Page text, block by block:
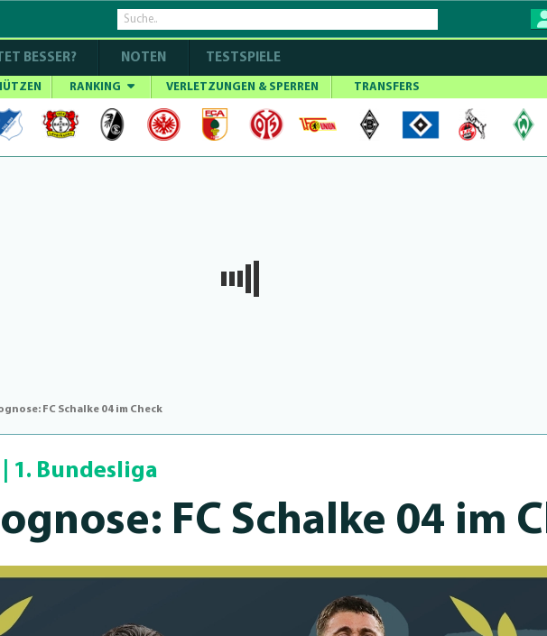
BESSER? NOTEN TESTSPIELE
RANKING VERLETZUNGEN & SPERREN TRANSFERS
FC Schalke 04 im Check
1. Bundesliga
FC Schalke 04 im